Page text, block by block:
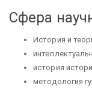
Сфера
История и
история
методология